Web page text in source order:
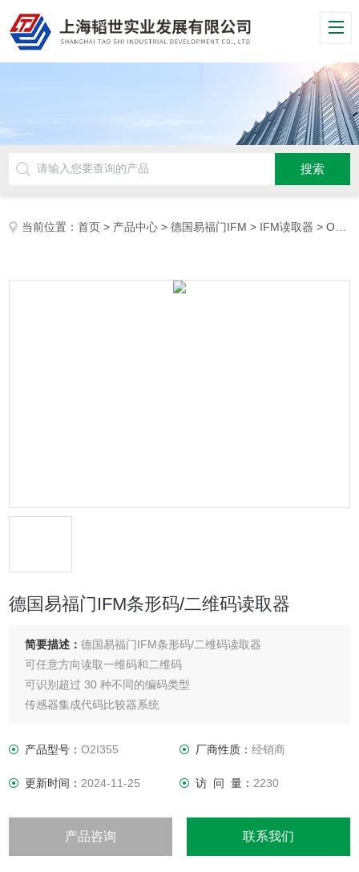
当前位置：首页 > 产品中心 >德国易福门IFM > IFM读取器 > O2I355德国易福门IFM条形码/二维码读取器
德国易福门IFM条形码/二维码读取器
简要描述：德国易福门IFM条形码/二维码读取器
可任意方向读取一维码和二维码
可识别超过 30 种不同的编码类型
传感器集成代码比较器系统
产品型号：O2I355 厂商性质： 经销商
更新时间：2024-11-25 访 问 量： 2230
产品咨询 联系我们